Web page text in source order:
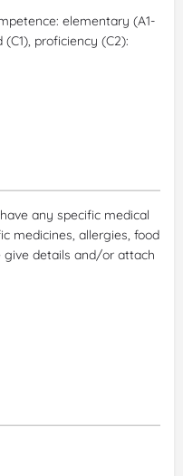
elementary (A1-
proficiency (C2):
have any specific medical
medicines, allergies, food
give details and/or attach